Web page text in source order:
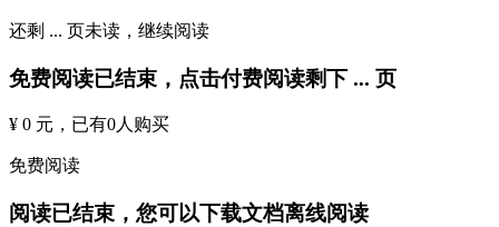
还剩 ... 页未读， 继续阅读
免费阅读已结束，点击付费阅读剩下 ... 页
¥ 0 元 ，已有0人购买
免费阅读
阅读已结束，您可以下载文档离线阅读